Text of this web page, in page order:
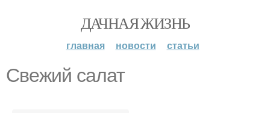
ДАЧНАЯ ЖИЗНЬ
главная новости статьи
Свежий салат